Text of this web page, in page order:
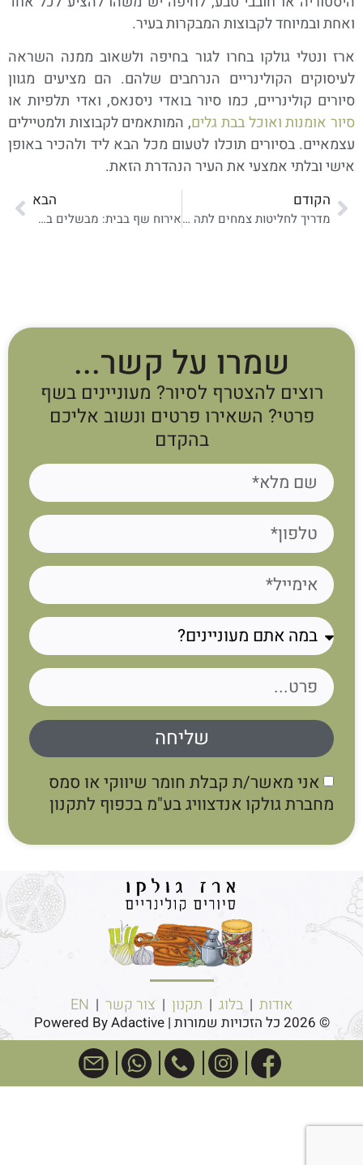
ואחת ובמיוחד לקבוצות המבקרות בעיר.
ארז ונטלי גולקו בחרו לגור בחיפה ולשאוב ממנה השראה
לעיסוקים הקולינריים הנרחבים שלהם. הם מציעים מגוון
סיורים קולינריים, כמו סיור בואדי ניסנאס, ואדי תלפיות או
סיור אומנות ואוכל בבת גלים, המותאמים לקבוצות ולמטיילים
עצמאיים. בסיורים תוכלו לטעום מכל הבא ליד ולהכיר באופן
אישי ובלתי אמצעי את העיר הנהדרת הזאת.
הקודם
מדריך לחליטות צמחים לתה – מה הן חליטות ולמה הן טובות לנו
הבא
אירוח שף בבית: מבשלים בבית הלקוח
שמרו על קשר...
רוצים להצטרף לסיור? מעוניינים בשף
פרטי? השאירו פרטים ונשוב אליכם
בהקדם
אני מאשר/ת קבלת חומר שיווקי או סמס
מחברת גולקו אנדצוויג בע"מ בכפוף לתקנון
שליחה
אודות | בלוג | תקנון | צור קשר |
EN
© 2026 כל הזכויות שמורות | Powered By Adactive